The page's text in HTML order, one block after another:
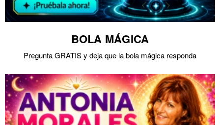
BOLA MÁGICA
Pregunta GRATIS y deja que la bola mágica responda